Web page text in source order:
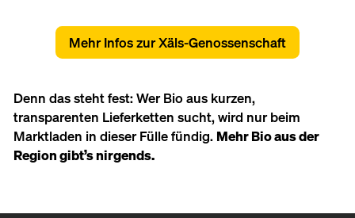
Mehr Infos zur Xäls-Genossenschaft
Denn das steht fest: Wer Bio aus kurzen,
transparenten Lieferketten sucht, wird nur beim
Marktladen in dieser Fülle fündig. Mehr Bio aus der
Region gibt’s nirgends.